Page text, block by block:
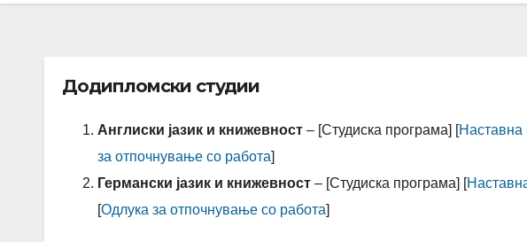
Додипломски студии
Англиски јазик и книжевност – [Студиска програма] [Наставна
за отпочнување со работа]
Германски јазик и книжевност – [Студиска програма] [
[Одлука за отпочнување со работа]